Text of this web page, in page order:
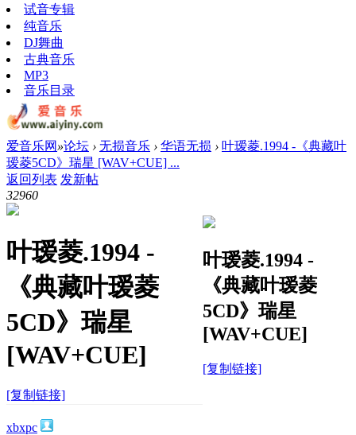
试音专辑
纯音乐
DJ舞曲
古典音乐
MP3
音乐目录
爱音乐网 »论坛 › 无损音乐 › 华语无损 › 叶瑷菱.1994 -《典藏叶
瑷菱5CD》瑞星 [WAV+CUE] ...
返回列表 发新帖
32960
叶瑷菱.1994 -
《典藏叶瑷菱
5CD》瑞星
[WAV+CUE]
[复制链接]
叶瑷菱.1994 -
《典藏叶瑷菱
5CD》瑞星
[WAV+CUE]
[复制链接]
xbxpc